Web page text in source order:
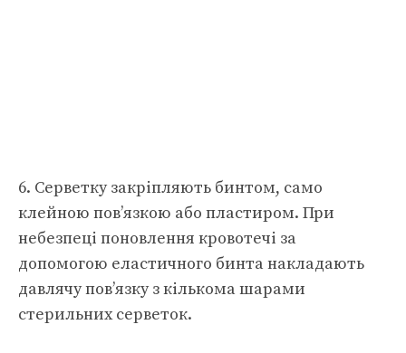
6. Серветку закріпляють бинтом, само
клейною пов’язкою або пластиром. При
небезпеці поновлення кровотечі за
допомогою еластичного бинта накладають
давлячу пов’язку з кількома шарами
стерильних серветок.